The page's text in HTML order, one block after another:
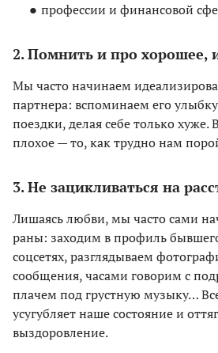
профессии и финансовой
2. Помнить и про хорошее,
Мы часто начинаем
партнера: вспоминаем его
поездки, делая себе только
плохое — то, как трудно нам
3. Не зацикливаться на
Лишаясь любви, мы часто сами
раны: заходим в профиль
соцсетях, разглядываем
сообщения, часами говорим с
плачем под грустную музыку…
усугубляет наше состояние и
выздоровление.